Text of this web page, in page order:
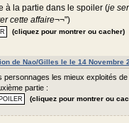
à la partie dans le spoiler (je
cette affaire¬¬")
(cliquez pour montrer ou cacher)
de Nao/Gilles le le 14 Novembre
personnages les mieux exploités
partie :
(cliquez pour montrer ou